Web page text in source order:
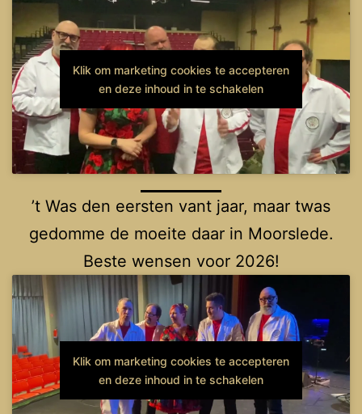
Klik om marketing cookies te accepteren
en deze inhoud in te schakelen
’t Was den eersten vant jaar, maar twas
gedomme de moeite daar in Moorslede.
Beste wensen voor 2026!
Klik om marketing cookies te accepteren
en deze inhoud in te schakelen